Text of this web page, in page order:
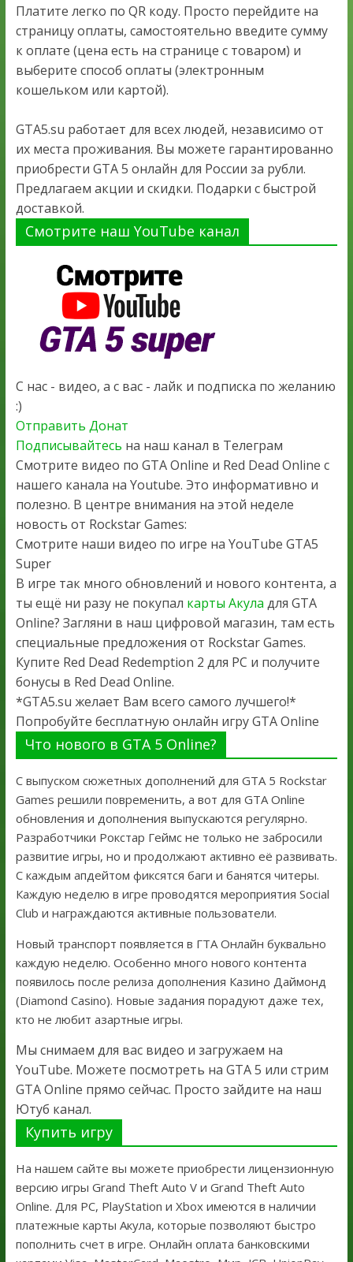
Платите легко по QR коду. Просто перейдите на
страницу оплаты, самостоятельно введите сумму
к оплате (цена есть на странице с товаром) и
выберите способ оплаты (электронным
кошельком или картой).
GTA5.su работает для всех людей, независимо от
их места проживания. Вы можете гарантированно
приобрести GTA 5 онлайн для России за рубли.
Предлагаем акции и скидки. Подарки с быстрой
доставкой.
Смотрите наш YouTube канал
С нас - видео, а с вас - лайк и подписка по желанию
:)
Отправить Донат
Подписывайтесь на наш канал в Телеграм
Смотрите видео по GTA Online и Red Dead Online с
нашего канала на Youtube. Это информативно и
полезно. В центре внимания на этой неделе
новость от Rockstar Games:
Смотрите наши видео по игре на YouTube GTA5
Super
В игре так много обновлений и нового контента, а
ты ещё ни разу не покупал карты Акула для GTA
Online? Загляни в наш цифровой магазин, там есть
специальные предложения от Rockstar Games.
Купите Red Dead Redemption 2 для PC и получите
бонусы в Red Dead Online.
*GTA5.su желает Вам всего самого лучшего!*
Попробуйте бесплатную онлайн игру GTA Online
Что нового в GTA 5 Online?
С выпуском сюжетных дополнений для GTA 5 Rockstar
Games решили повременить, а вот для GTA Online
обновления и дополнения выпускаются регулярно.
Разработчики Рокстар Геймс не только не забросили
развитие игры, но и продолжают активно её развивать.
С каждым апдейтом фиксятся баги и банятся читеры.
Каждую неделю в игре проводятся мероприятия Social
Club и награждаются активные пользователи.
Новый транспорт появляется в ГТА Онлайн буквально
каждую неделю. Особенно много нового контента
появилось после релиза дополнения Казино Даймонд
(Diamond Casino). Новые задания порадуют даже тех,
кто не любит азартные игры.
Мы снимаем для вас видео и загружаем на
YouTube. Можете посмотреть на GTA 5 или стрим
GTA Online прямо сейчас. Просто зайдите на наш
Ютуб канал.
Купить игру
На нашем сайте вы можете приобрести лицензионную
версию игры Grand Theft Auto V и Grand Theft Auto
Online. Для PC, PlayStation и Xbox имеются в наличии
платежные карты Акула, которые позволяют быстро
пополнить счет в игре. Онлайн оплата банковскими